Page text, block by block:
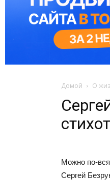
Домой О
Можно по-
Сергей